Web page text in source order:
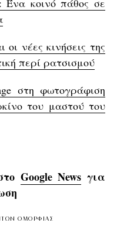
νέες κινήσεις της
περί ρατσισμού
στη φωτογράφιση
του μαστού του
Google Newsγια
ΟΜΟΡΦΙΑΣ